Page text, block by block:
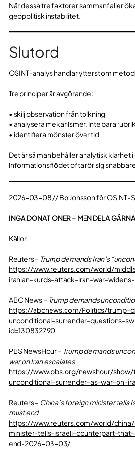
När dessa tre faktorer sammanfaller
geopolitisk instabilitet.
Slutord
OSINT-analys handlar ytterst om
Tre principer är avgörande:
• skilj observation från tolkning
• analysera mekanismer, inte bara
• identifiera mönster över tid
Det är så man behåller analytisk klarhet i
informationsflödet ofta rör sig
2026-03-08 // Bo Jonsson för OSINT-
INGA DONATIONER – MEN DELA
Källor
Reuters – Trump demands Iran’s
https://www.reuters.com/world/
iranian-kurds-attack-iran-war-
ABC News – Trump demands
https://abcnews.com/Politics/trump-
unconditional-surrender-questions-
id=130832790
PBS NewsHour – Trump demands
war on Iran escalates
https://www.pbs.org/newshour/
unconditional-surrender-as-war-on-
Reuters – China’s foreign minister tells
must end
https://www.reuters.com/world/
minister-tells-israeli-counterpart-
end-2026-03-03/